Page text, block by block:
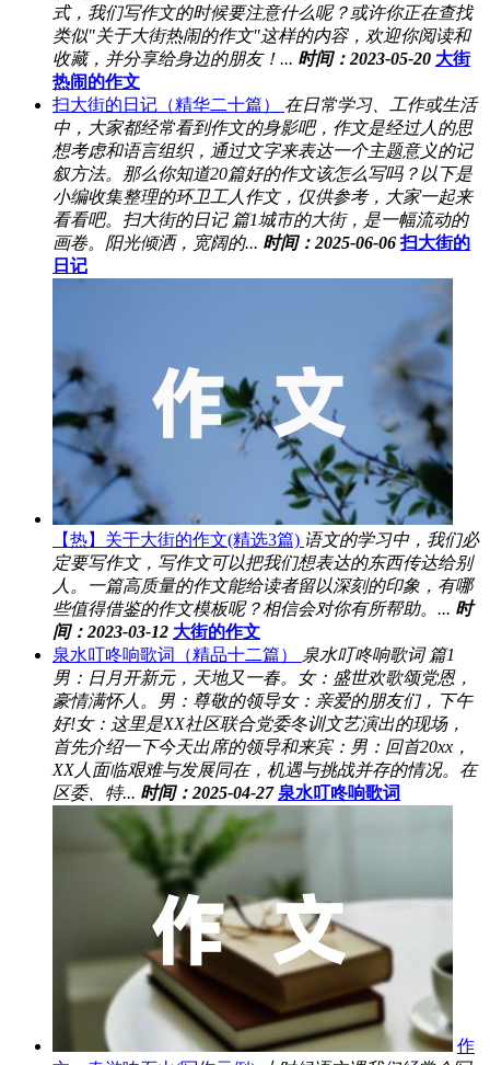
式，我们写作文的时候要注意什么呢？或许你正在查找
类似"关于大街热闹的作文"这样的内容，欢迎你阅读和
收藏，并分享给身边的朋友！... 时间：2023-05-20 大街
热闹的作文
扫大街的日记（精华二十篇）
在日常学习、工作或生活
中，大家都经常看到作文的身影吧，作文是经过人的思
想考虑和语言组织，通过文字来表达一个主题意义的记
叙方法。那么你知道20篇好的作文该怎么写吗？以下是
小编收集整理的环卫工人作文，仅供参考，大家一起来
看看吧。扫大街的日记 篇1城市的大街，是一幅流动的
画卷。阳光倾洒，宽阔的... 时间：2025-06-06 扫大街的
日记
【热】关于大街的作文(精选3篇) 语文的学习中，我们必
定要写作文，写作文可以把我们想表达的东西传达给别
人。一篇高质量的作文能给读者留以深刻的印象，有哪
些值得借鉴的作文模板呢？相信会对你有所帮助。... 时
间：2023-03-12 大街的作文
泉水叮咚响歌词（精品十二篇）
泉水叮咚响歌词 篇1
男：日月开新元，天地又一春。女：盛世欢歌颂党恩，
豪情满怀人。男：尊敬的领导女：亲爱的朋友们，下午
好!女：这里是XX社区联合党委冬训文艺演出的现场，
首先介绍一下今天出席的领导和来宾：男：回首20xx，
XX人面临艰难与发展同在，机遇与挑战并存的情况。在
区委、特... 时间：2025-04-27 泉水叮咚响歌词
作